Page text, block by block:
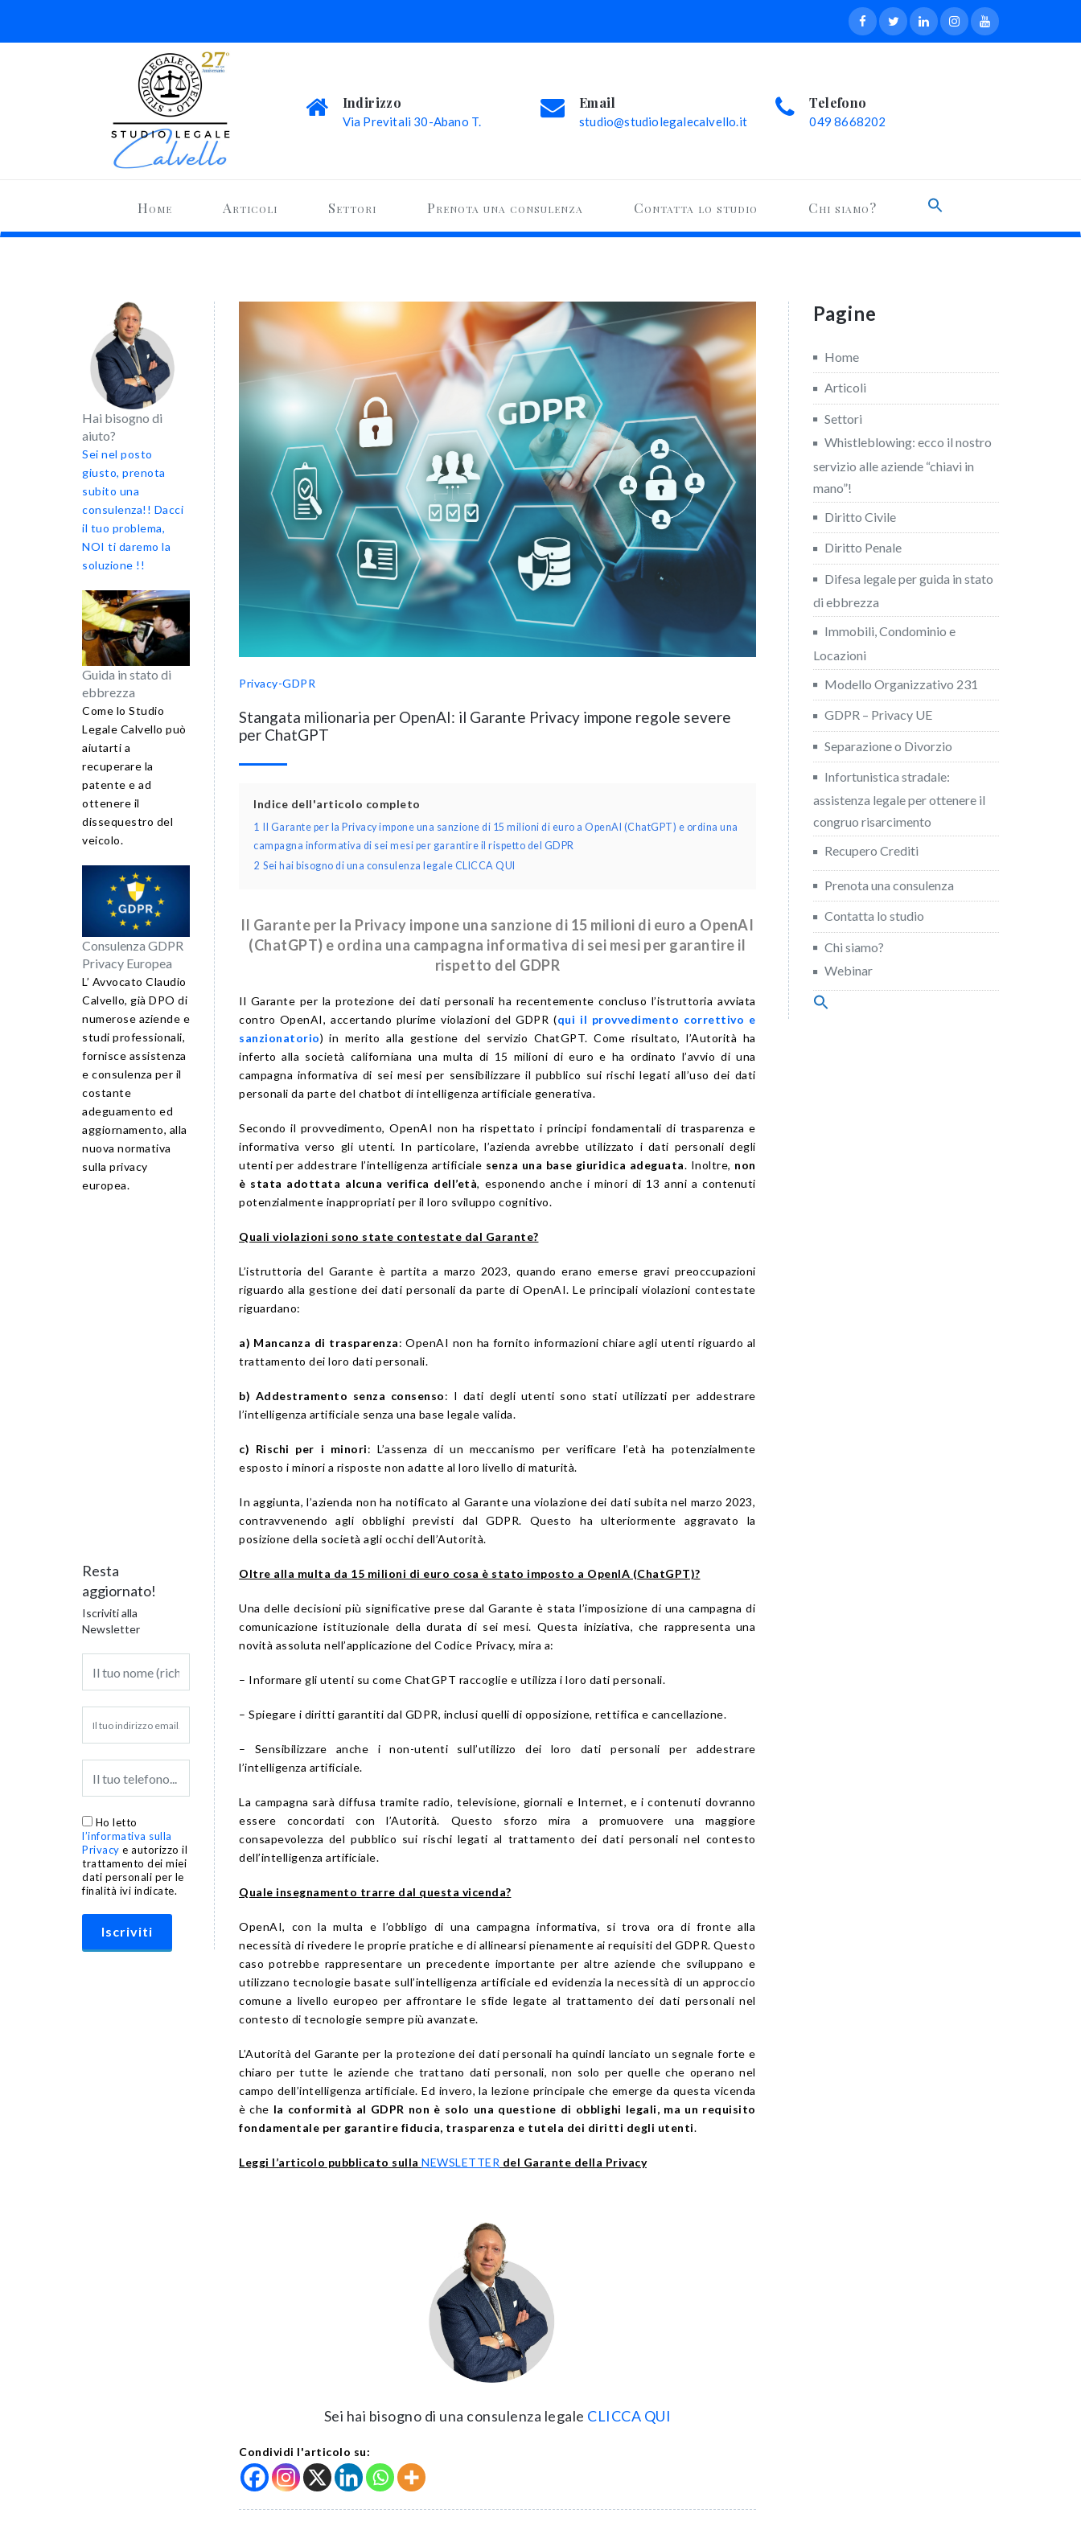
Indirizzo
Via Previtali 30-Abano T.
Email
studio@studiolegalecalvello.it
Telefono
049 8668202
Home Articoli Settori Prenota una consulenza Contatta lo studio Chi siamo?
Hai bisogno di
aiuto?
Sei nel posto
giusto, prenota
subito una
consulenza!! Dacci
il tuo problema,
NOI ti daremo la
soluzione !!
Guida in stato di
ebbrezza
Come lo Studio
Legale Calvello può
aiutarti a
recuperare la
patente e ad
ottenere il
dissequestro del
veicolo.
Consulenza GDPR
Privacy Europea
L’ Avvocato Claudio
Calvello, già DPO di
numerose aziende e
studi professionali,
fornisce assistenza
e consulenza per il
costante
adeguamento ed
aggiornamento, alla
nuova normativa
sulla privacy
europea.
Resta
aggiornato!
Iscriviti alla
Newsletter
Ho letto
l’informativa sulla
Privacy e autorizzo il
trattamento dei miei
dati personali per le
finalità ivi indicate.
Privacy-GDPR
Stangata milionaria per OpenAI: il Garante Privacy impone regole severe
per ChatGPT
Indice dell'articolo completo
1
Il Garante per la Privacy impone una sanzione di 15 milioni di euro a OpenAI (ChatGPT) e ordina una
campagna informativa di sei mesi per garantire il rispetto del GDPR
2 Sei hai bisogno di una consulenza legale CLICCA QUI
Il Garante per la Privacy impone una sanzione di 15 milioni di euro a OpenAI
(ChatGPT) e ordina una campagna informativa di sei mesi per garantire il
rispetto del GDPR
Il Garante per la protezione dei dati personali ha recentemente concluso l’istruttoria avviata
contro OpenAI, accertando plurime violazioni del GDPR (qui il provvedimento correttivo e
sanzionatorio) in merito alla gestione del servizio ChatGPT. Come risultato, l’Autorità ha
inferto alla società californiana una multa di 15 milioni di euro e ha ordinato l’avvio di una
campagna informativa di sei mesi per sensibilizzare il pubblico sui rischi legati all’uso dei dati
personali da parte del chatbot di intelligenza artificiale generativa.
Secondo il provvedimento, OpenAI non ha rispettato i principi fondamentali di trasparenza e
informativa verso gli utenti. In particolare, l’azienda avrebbe utilizzato i dati personali degli
utenti per addestrare l’intelligenza artificiale senza una base giuridica adeguata. Inoltre, non
è stata adottata alcuna verifica dell’età, esponendo anche i minori di 13 anni a contenuti
potenzialmente inappropriati per il loro sviluppo cognitivo.
Quali violazioni sono state contestate dal Garante?
L’istruttoria del Garante è partita a marzo 2023, quando erano emerse gravi preoccupazioni
riguardo alla gestione dei dati personali da parte di OpenAI. Le principali violazioni contestate
riguardano:
a) Mancanza di trasparenza: OpenAI non ha fornito informazioni chiare agli utenti riguardo al
trattamento dei loro dati personali.
b) Addestramento senza consenso: I dati degli utenti sono stati utilizzati per addestrare
l’intelligenza artificiale senza una base legale valida.
c) Rischi per i minori: L’assenza di un meccanismo per verificare l’età ha potenzialmente
esposto i minori a risposte non adatte al loro livello di maturità.
In aggiunta, l’azienda non ha notificato al Garante una violazione dei dati subita nel marzo 2023,
contravvenendo agli obblighi previsti dal GDPR. Questo ha ulteriormente aggravato la
posizione della società agli occhi dell’Autorità.
Oltre alla multa da 15 milioni di euro cosa è stato imposto a OpenIA (ChatGPT)?
Una delle decisioni più significative prese dal Garante è stata l’imposizione di una campagna di
comunicazione istituzionale della durata di sei mesi. Questa iniziativa, che rappresenta una
novità assoluta nell’applicazione del Codice Privacy, mira a:
– Informare gli utenti su come ChatGPT raccoglie e utilizza i loro dati personali.
– Spiegare i diritti garantiti dal GDPR, inclusi quelli di opposizione, rettifica e cancellazione.
– Sensibilizzare anche i non-utenti sull’utilizzo dei loro dati personali per addestrare
l’intelligenza artificiale.
La campagna sarà diffusa tramite radio, televisione, giornali e Internet, e i contenuti dovranno
essere concordati con l’Autorità. Questo sforzo mira a promuovere una maggiore
consapevolezza del pubblico sui rischi legati al trattamento dei dati personali nel contesto
dell’intelligenza artificiale.
Quale insegnamento trarre dal questa vicenda?
OpenAI, con la multa e l’obbligo di una campagna informativa, si trova ora di fronte alla
necessità di rivedere le proprie pratiche e di allinearsi pienamente ai requisiti del GDPR. Questo
caso potrebbe rappresentare un precedente importante per altre aziende che sviluppano e
utilizzano tecnologie basate sull’intelligenza artificiale ed evidenzia la necessità di un approccio
comune a livello europeo per affrontare le sfide legate al trattamento dei dati personali nel
contesto di tecnologie sempre più avanzate.
L’Autorità del Garante per la protezione dei dati personali ha quindi lanciato un segnale forte e
chiaro per tutte le aziende che trattano dati personali, non solo per quelle che operano nel
campo dell’intelligenza artificiale. Ed invero, la lezione principale che emerge da questa vicenda
è che la conformità al GDPR non è solo una questione di obblighi legali, ma un requisito
fondamentale per garantire fiducia, trasparenza e tutela dei diritti degli utenti.
Leggi l’articolo pubblicato sulla NEWSLETTER del Garante della Privacy
Sei hai bisogno di una consulenza legale CLICCA QUI
Condividi l'articolo su:
Pagine
Home
Articoli
Settori
Whistleblowing: ecco il nostro
servizio alle aziende “chiavi in
mano”!
Diritto Civile
Diritto Penale
Difesa legale per guida in stato
di ebbrezza
Immobili, Condominio e
Locazioni
Modello Organizzativo 231
GDPR – Privacy UE
Separazione o Divorzio
Infortunistica stradale:
assistenza legale per ottenere il
congruo risarcimento
Recupero Crediti
Prenota una consulenza
Contatta lo studio
Chi siamo?
Webinar